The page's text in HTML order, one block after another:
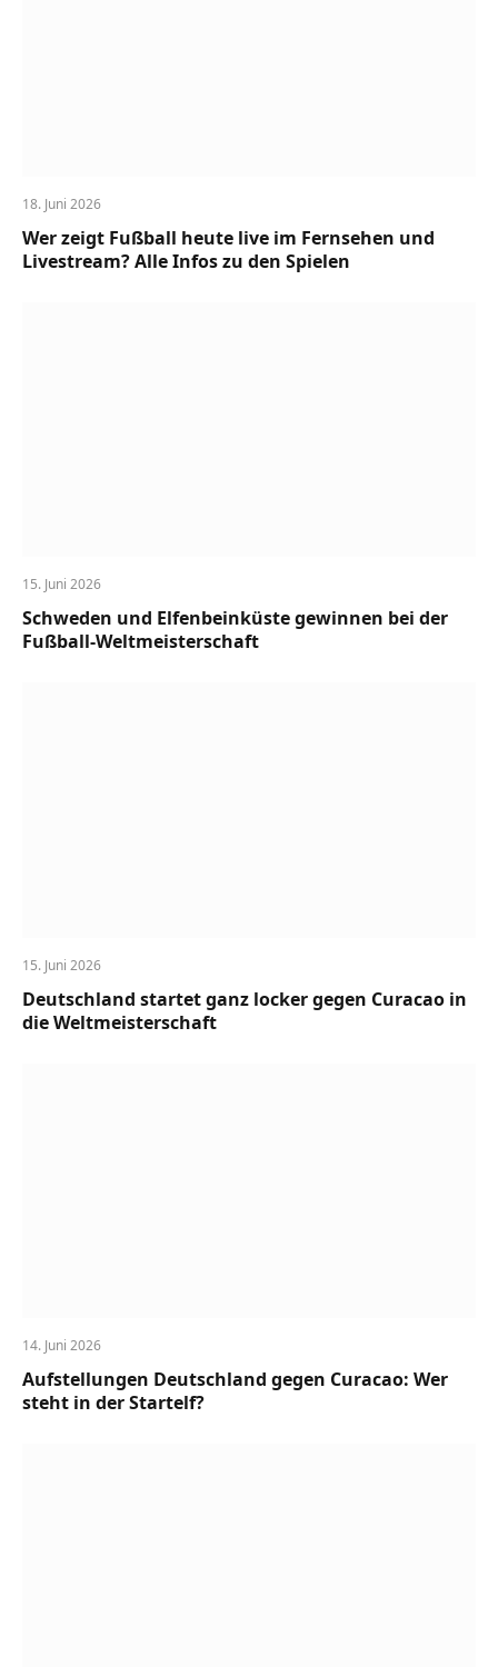
18. Juni 2026
Wer zeigt Fußball heute live im Fernsehen und
Livestream? Alle Infos zu den Spielen
15. Juni 2026
Schweden und Elfenbeinküste gewinnen bei der
Fußball-Weltmeisterschaft
15. Juni 2026
Deutschland startet ganz locker gegen Curacao in
die Weltmeisterschaft
14. Juni 2026
Aufstellungen Deutschland gegen Curacao: Wer
steht in der Startelf?